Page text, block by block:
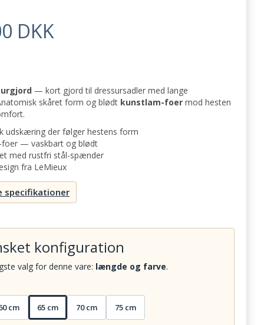
DKK
— kort gjord til dressursadler med lange
skåret form og blødt kunstlam-foer mod hesten
udskæring der følger hestens form
foer — vaskbart og blødt
med rustfri stål-spænder
fra LeMieux
specifikationer
konfiguration
valg for denne vare: længde og farve.
cm 65 cm 70 cm 75 cm